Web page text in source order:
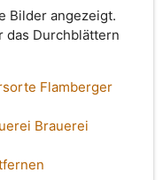
Bilder angezeigt.
das Durchblättern
Flamberger
Brauerei